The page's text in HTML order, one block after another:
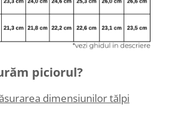
piciorul?
dimensiunilor tălpi